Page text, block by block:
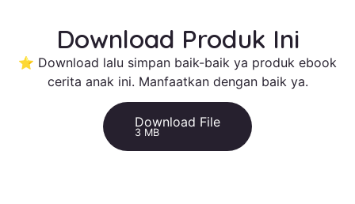
Download Produk Ini
⭐ Download lalu simpan baik-baik ya produk ebook
cerita anak ini. Manfaatkan dengan baik ya.
Download File
3 MB